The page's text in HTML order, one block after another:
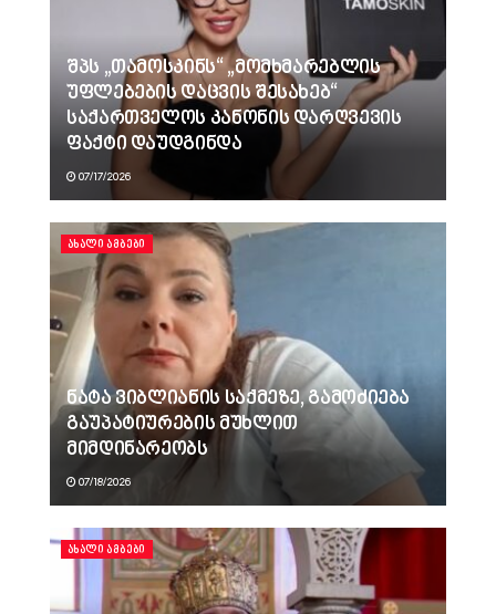
შპს „თამოსკინს“ „მომხმარებლის
უფლებების დაცვის შესახებ“
საქართველოს კანონის დარღვევის
ფაქტი დაუდგინდა
07/17/2026
ᲐᲮᲐᲚᲘ ᲐᲛᲑᲔᲑᲘ
ნატა ვიბლიანის საქმეზე, გამოძიება
გაუპატიურების მუხლით
მიმდინარეობს
07/18/2026
ᲐᲮᲐᲚᲘ ᲐᲛᲑᲔᲑᲘ